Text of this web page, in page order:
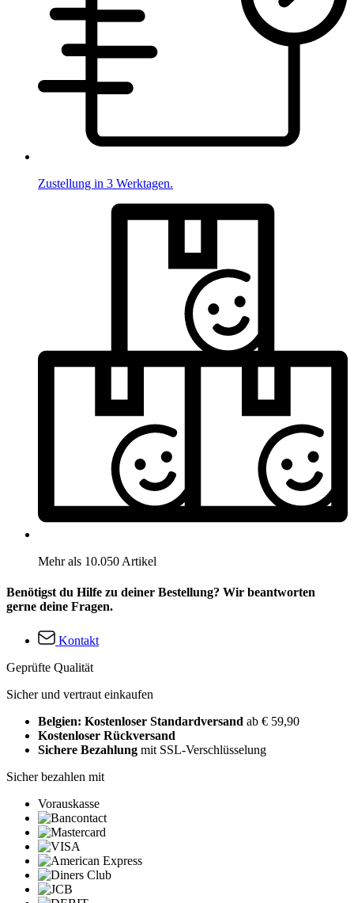
Zustellung in 3 Werktagen.
Mehr als 10.050 Artikel
Benötigst du Hilfe zu deiner Bestellung? Wir beantworten
gerne deine Fragen.
Kontakt
Geprüfte Qualität
Sicher und vertraut einkaufen
Belgien: Kostenloser Standardversand ab € 59,90
Kostenloser Rückversand
Sichere Bezahlung mit SSL-Verschlüsselung
Sicher bezahlen mit
Vorauskasse